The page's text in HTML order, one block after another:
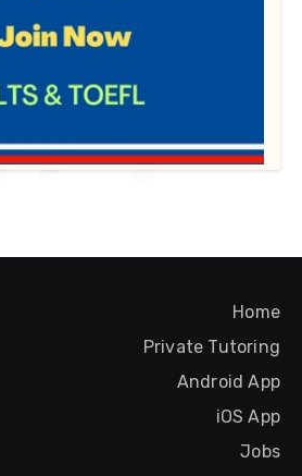
Home
Private Tutoring
Android App
iOS App
Jobs